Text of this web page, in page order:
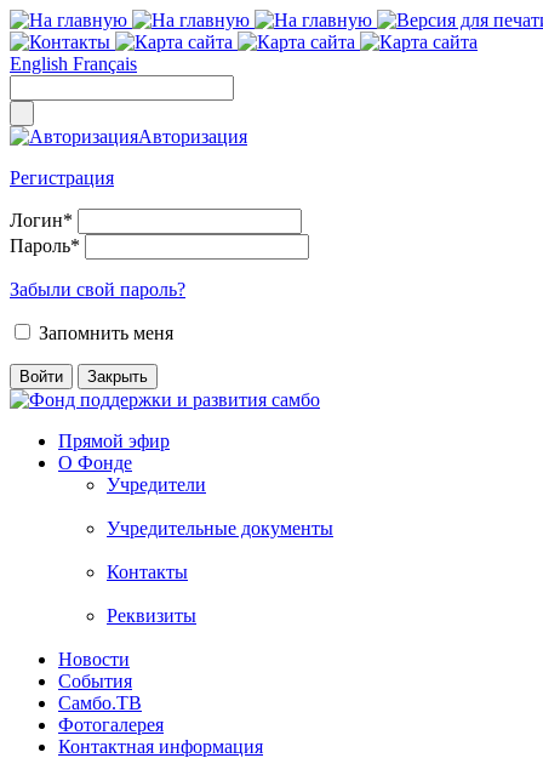
English Français
Авторизация
Регистрация
Логин*
Пароль*
Забыли свой пароль?
Запомнить меня
Прямой эфир
О Фонде
Учредители
Учредительные документы
Контакты
Реквизиты
Новости
События
Самбо.ТВ
Фотогалерея
Контактная информация